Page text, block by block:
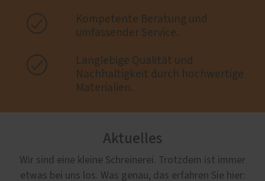

Kompetente Beratung und
umfassender Service.

Langlebige Qualität und
Nachhaltigkeit durch hochwertige
Materialien.
Aktuelles
Wir sind eine kleine Schreinerei. Trotzdem ist immer
etwas bei uns los. Was genau, das erfahren Sie hier: